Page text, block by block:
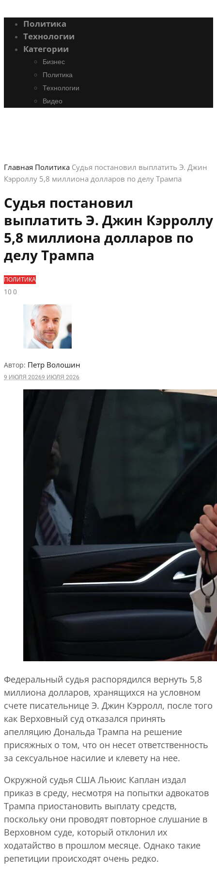
Политика
Технологии
Категории
Бизнес
Политика
Технологии
Видео
Главная Политика Судья постановил выплатить Э. Джин
Кэрроллу 5,8 миллиона долларов по делу Трампа
Судья постановил
выплатить Э. Джин Кэрроллу
5,8 миллиона долларов по
делу Трампа
ПОЛИТИКА
100
Автор: Петр Волошин
9 ИЮЛЯ 20269 ИЮЛЯ 2026
Федеральный судья распорядился вернуть 5,8
миллиона долларов, хранящихся на условном
счете писательнице Э. Джин Кэрролл, после того
как Верховный суд отказался принять
апелляцию Дональда Трампа на решение
присяжных о том, что он несет ответственность
за сексуальное насилие и клевету на нее.
Окружной судья США Льюис Каплан издал
приказ в среду, несмотря на попытки адвокатов
Трампа приостановить выплату средств,
поскольку они проводят повторное слушание в
Верховном суде, который отклонил их
ходатайство в прошлом месяце. Однако такие
репетиции происходят очень редко.